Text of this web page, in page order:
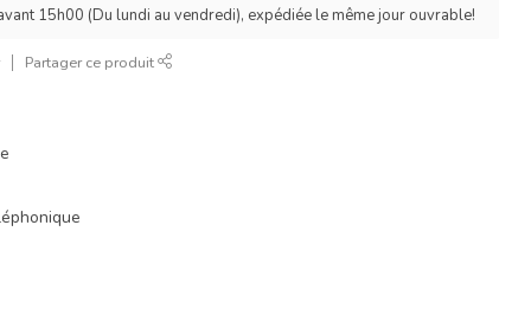
15h00 (Du lundi au vendredi), expédiée le même jour ouvrable!
Partager ce produit